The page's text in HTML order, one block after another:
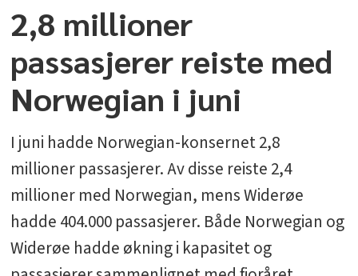
2,8 millioner
passasjerer reiste med
Norwegian i juni
I juni hadde Norwegian-konsernet 2,8
millioner passasjerer. Av disse reiste 2,4
millioner med Norwegian, mens Widerøe
hadde 404.000 passasjerer. Både Norwegian og
Widerøe hadde økning i kapasitet og